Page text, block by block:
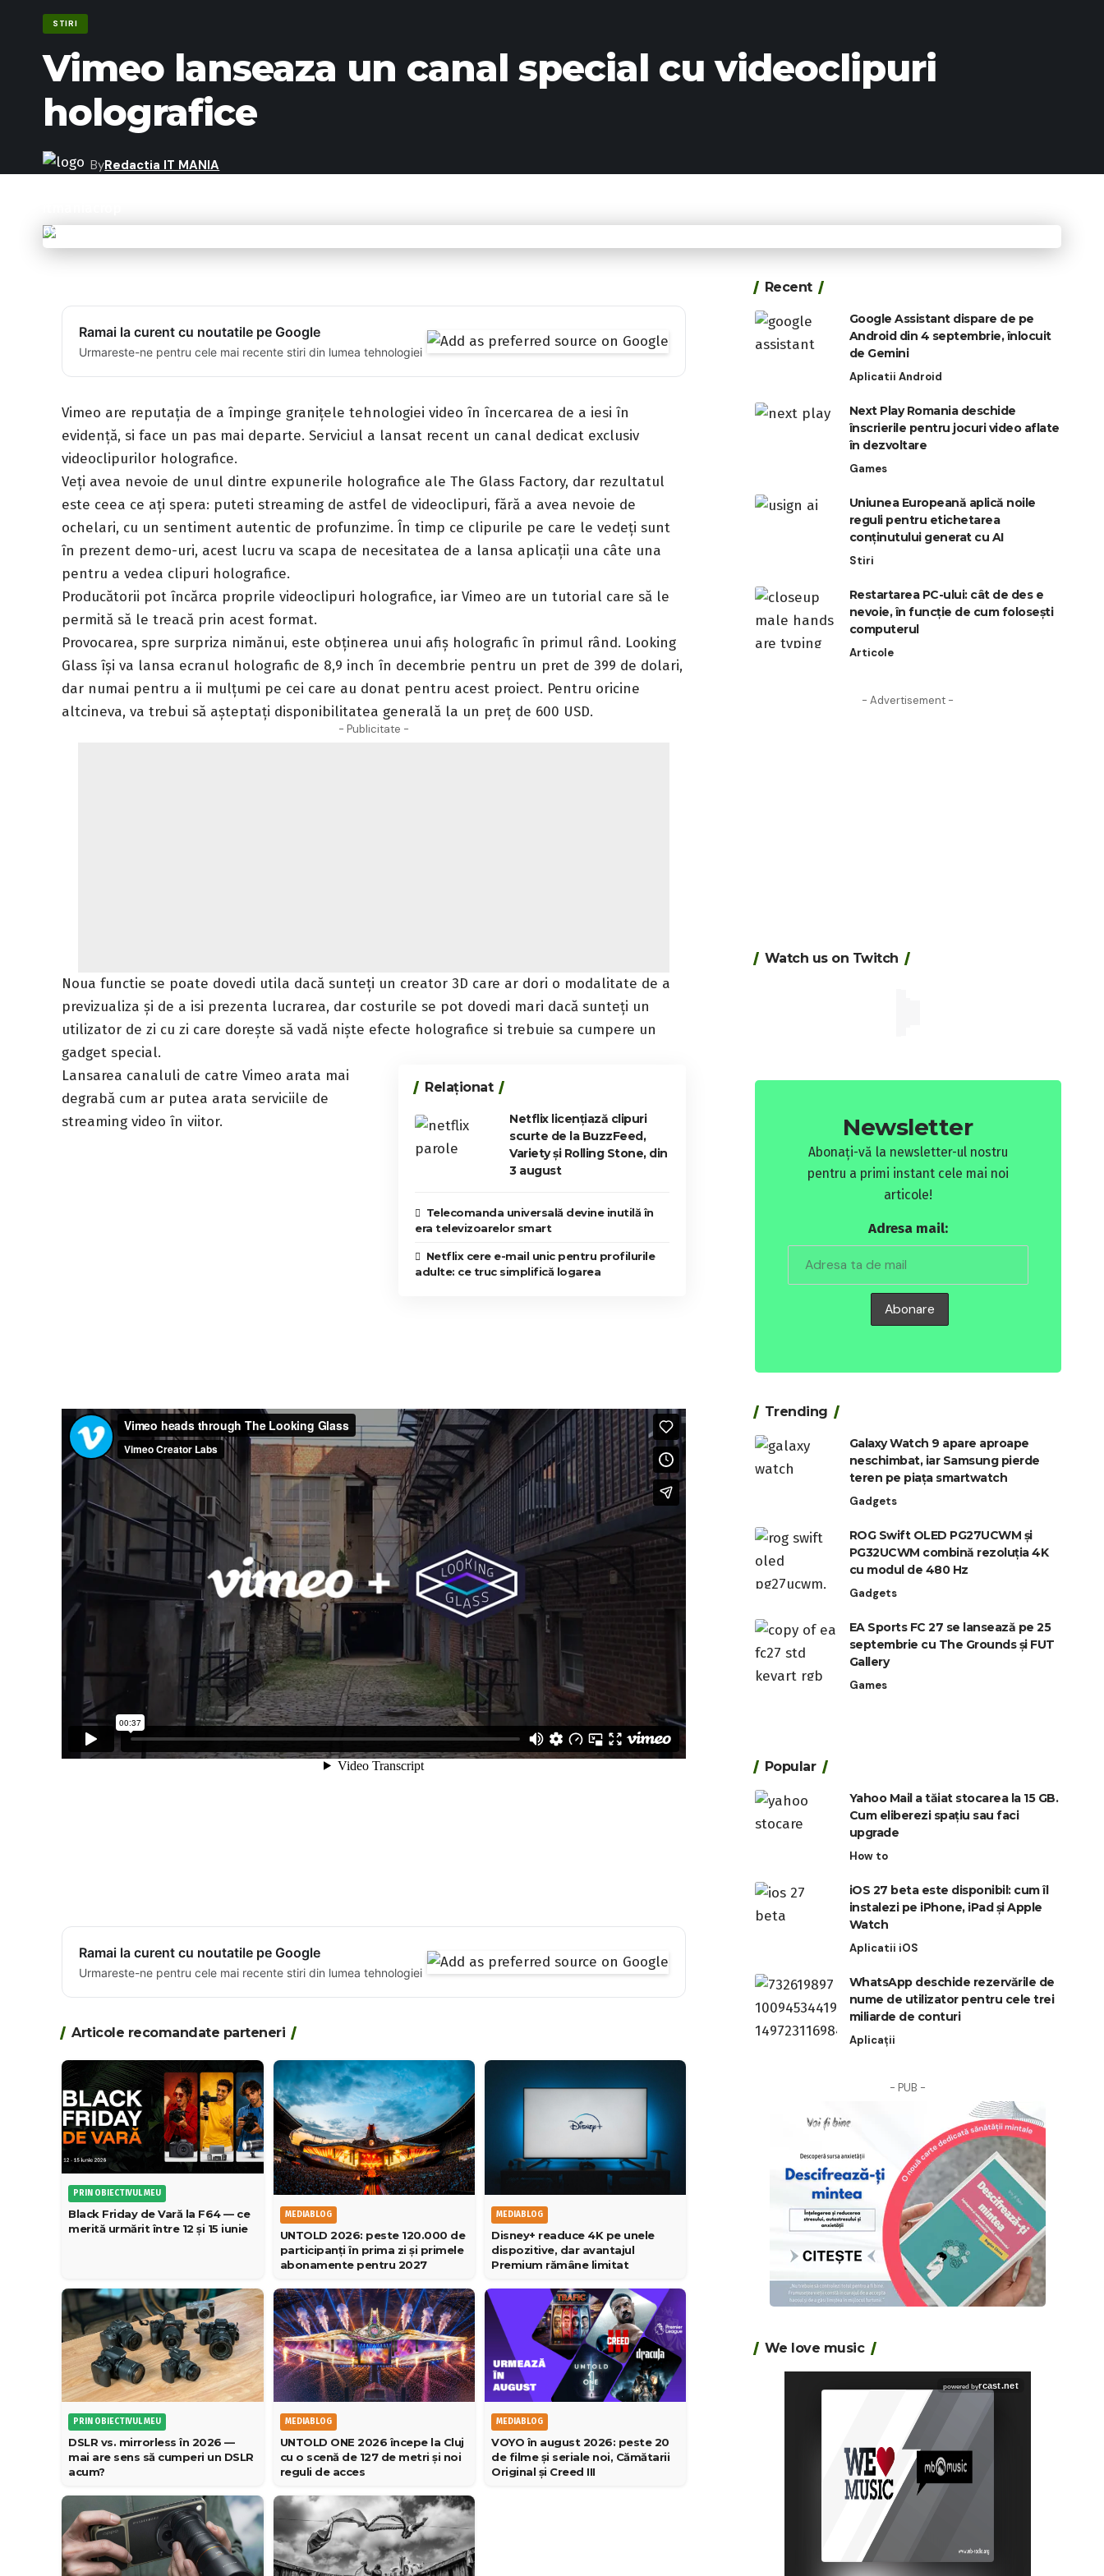
STIRI
Vimeo lanseaza un canal special cu videoclipuri
holografice
ByRedactia IT MANIA
Ramai la curent cu noutatile pe Google
Urmareste-ne pentru cele mai recente stiri din lumea tehnologiei
Vimeo are reputația de a împinge granițele tehnologiei video în încercarea de a iesi în
evidență, si face un pas mai departe. Serviciul a lansat recent un canal dedicat exclusiv
videoclipurilor holografice.
Veți avea nevoie de unul dintre expunerile holografice ale The Glass Factory, dar rezultatul
este ceea ce ați spera: puteti streaming de astfel de videoclipuri, fără a avea nevoie de
ochelari, cu un sentiment autentic de profunzime. În timp ce clipurile pe care le vedeți sunt
în prezent demo-uri, acest lucru va scapa de necesitatea de a lansa aplicații una câte una
pentru a vedea clipuri holografice.
Producătorii pot încărca proprile videoclipuri holografice, iar Vimeo are un tutorial care să le
permită să le treacă prin acest format.
Provocarea, spre surpriza nimănui, este obținerea unui afiș holografic în primul rând. Looking
Glass își va lansa ecranul holografic de 8,9 inch în decembrie pentru un pret de 399 de dolari,
dar numai pentru a ii mulțumi pe cei care au donat pentru acest proiect. Pentru oricine
altcineva, va trebui să așteptați disponibilitatea generală la un preț de 600 USD.
- Publicitate -
Noua functie se poate dovedi utila dacă sunteți un creator 3D care ar dori o modalitate de a
previzualiza și de a isi prezenta lucrarea, dar costurile se pot dovedi mari dacă sunteți un
utilizator de zi cu zi care dorește să vadă niște efecte holografice si trebuie sa cumpere un
gadget special.
Relaționat
Netflix licențiază clipuri
scurte de la BuzzFeed,
Variety și Rolling Stone, din
3 august
Telecomanda universală devine inutilă în
era televizoarelor smart
Netflix cere e-mail unic pentru profilurile
adulte: ce truc simplifică logarea
Lansarea canaluli de catre Vimeo arata mai
degrabă cum ar putea arata serviciile de
streaming video în viitor.
Ramai la curent cu noutatile pe Google
Urmareste-ne pentru cele mai recente stiri din lumea tehnologiei
Articole recomandate parteneri
PRIN OBIECTIVUL MEU
Black Friday de Vară la F64 — ce
merită urmărit între 12 și 15 iunie
MEDIABLOG
UNTOLD 2026: peste 120.000 de
participanți în prima zi și primele
abonamente pentru 2027
MEDIABLOG
Disney+ readuce 4K pe unele
dispozitive, dar avantajul
Premium rămâne limitat
PRIN OBIECTIVUL MEU
DSLR vs. mirrorless în 2026 —
mai are sens să cumperi un DSLR
acum?
MEDIABLOG
UNTOLD ONE 2026 începe la Cluj
cu o scenă de 127 de metri și noi
reguli de acces
MEDIABLOG
VOYO în august 2026: peste 20
de filme și seriale noi, Cămătarii
Original și Creed III
Recent
Google Assistant dispare de pe
Android din 4 septembrie, înlocuit
de Gemini
Aplicatii Android
Next Play Romania deschide
înscrierile pentru jocuri video aflate
în dezvoltare
Games
Uniunea Europeană aplică noile
reguli pentru etichetarea
conținutului generat cu AI
Stiri
Restartarea PC-ului: cât de des e
nevoie, în funcție de cum folosești
computerul
Articole
- Advertisement -
Watch us on Twitch
Newsletter
Abonați-vă la newsletter-ul nostru
pentru a primi instant cele mai noi
articole!
Adresa mail:
Trending
Galaxy Watch 9 apare aproape
neschimbat, iar Samsung pierde
teren pe piața smartwatch
Gadgets
ROG Swift OLED PG27UCWM și
PG32UCWM combină rezoluția 4K
cu modul de 480 Hz
Gadgets
EA Sports FC 27 se lansează pe 25
septembrie cu The Grounds și FUT
Gallery
Games
Popular
Yahoo Mail a tăiat stocarea la 15 GB.
Cum eliberezi spațiu sau faci
upgrade
How to
iOS 27 beta este disponibil: cum îl
instalezi pe iPhone, iPad și Apple
Watch
Aplicatii iOS
WhatsApp deschide rezervările de
nume de utilizator pentru cele trei
miliarde de conturi
Aplicații
- PUB -
We love music